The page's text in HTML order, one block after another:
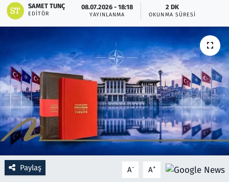
SAMET TUNÇ
EDITÖR
08.07.2026 - 18:18
YAYINLANMA
2 DK
OKUNMA SÜRESI
Paylaş A- A+
Rüya Tabirleri
Sağlık
Savunma Sanayi
Seçim 2023
Teknoloji ve Bilim